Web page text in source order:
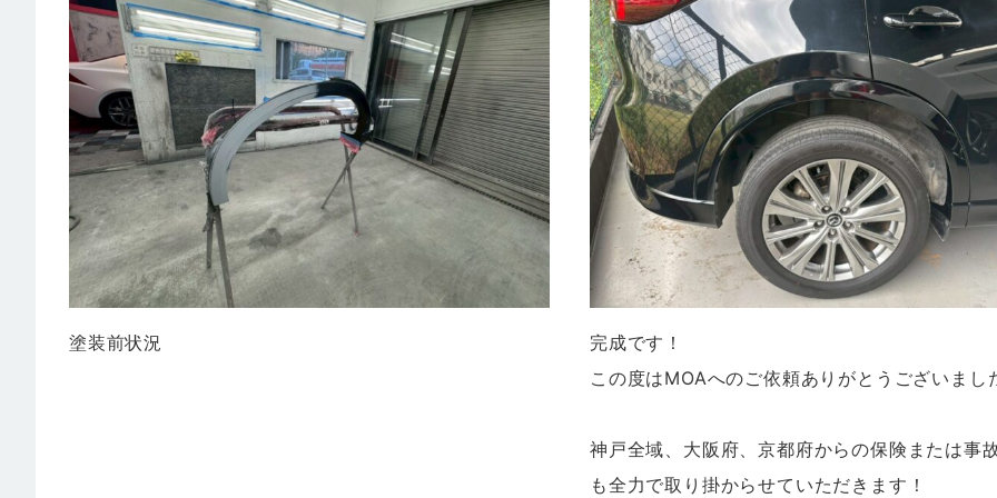
塗装前状況
完成です！
この度はMOAへのご依頼ありがとうございまし
神戸全域、大阪府、京都府からの保険または事
も全力で取り掛からせていただきます！